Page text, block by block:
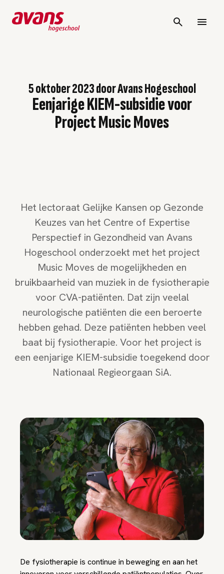
5 oktober 2023doorAvans Hogeschool
Eenjarige KIEM-subsidie voor
Project Music Moves
Het lectoraat Gelijke Kansen op Gezonde
Keuzes van het Centre of Expertise
Perspectief in Gezondheid van Avans
Hogeschool onderzoekt met het project
Music Moves de mogelijkheden en
bruikbaarheid van muziek in de fysiotherapie
voor CVA-patiënten. Dat zijn veelal
neurologische patiënten die een beroerte
hebben gehad. Deze patiënten hebben veel
baat bij fysiotherapie. Voor het project is
een eenjarige KIEM-subsidie toegekend door
Nationaal Regieorgaan SiA.
De fysiotherapie is continue in beweging en aan het